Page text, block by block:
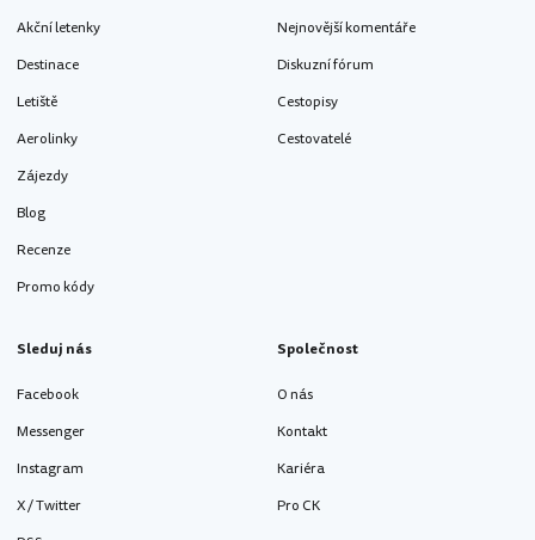
Akční letenky
Destinace
Letiště
Aerolinky
Zájezdy
Blog
Recenze
Promo kódy
Nejnovější komentáře
Diskuzní fórum
Cestopisy
Cestovatelé
Sleduj nás
Facebook
Messenger
Instagram
X / Twitter
Společnost
O nás
Kontakt
Kariéra
Pro CK